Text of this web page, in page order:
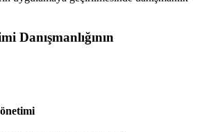
Danışmanlığının